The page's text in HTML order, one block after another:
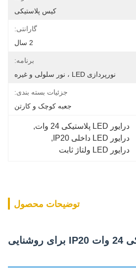
کیس پلاستیکی
گارانتی:
2 سال
برنامه:
نورپردازی LED ، نور سلولی و غیره
جزئیات بسته بندی:
جعبه کوچک و کارتن
درایور LED پلاستیکی 24 وات
,
درایور LED داخلی IP20
,
درایور LED ولتاژ ثابت
توضیحات محصول
درایور LED پلاستیکی 24 وات IP20 برای روشنایی